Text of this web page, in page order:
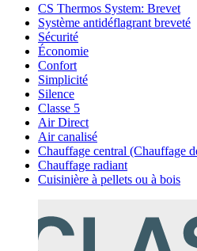
CS Thermos System: Brevet
Système antidéflagrant breveté
Sécurité
Économie
Confort
Simplicité
Silence
Classe 5
Air Direct
Air canalisé
Chauffage central (Chauffage
Chauffage radiant
Cuisinière à pellets ou à bois